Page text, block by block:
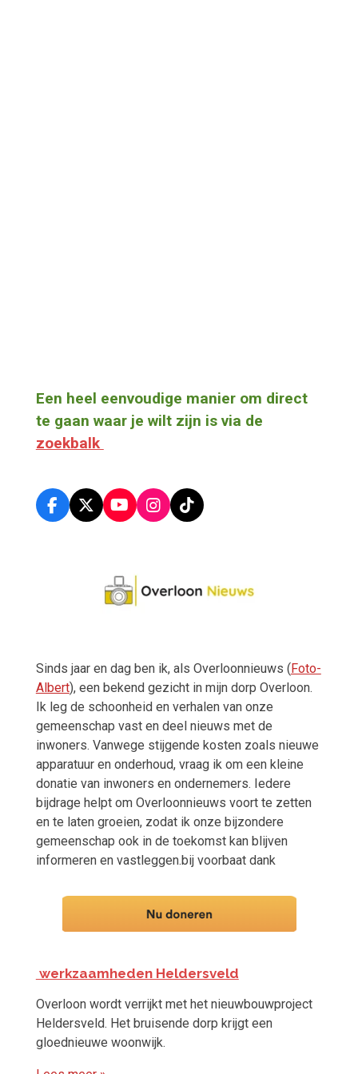
Een heel eenvoudige manier om direct
te gaan waar je wilt zijn is via de
zoekbalk
F
a
X
Y
o
u
b
e
I
n
g
T
i
k
Sinds jaar en dag ben ik, als Overloonnieuws (Foto-
Albert), een bekend gezicht in mijn dorp Overloon.
Ik leg de schoonheid en verhalen van onze
gemeenschap vast en deel nieuws met de
inwoners. Vanwege stijgende kosten zoals nieuwe
apparatuur en onderhoud, vraag ik om een kleine
donatie van inwoners en ondernemers. Iedere
bijdrage helpt om Overloonnieuws voort te zetten
en te laten groeien, zodat ik onze bijzondere
gemeenschap ook in de toekomst kan blijven
informeren en vastleggen.bij voorbaat dank
werkzaamheden Heldersveld
Overloon wordt verrijkt met het nieuwbouwproject
Heldersveld. Het bruisende dorp krijgt een
gloednieuwe woonwijk.